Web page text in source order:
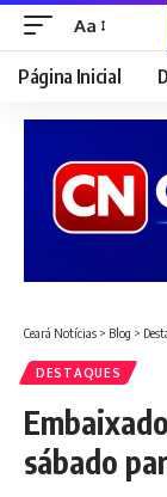
Font
Resizer
Aa
Página Inicial
Ceará Notícias > Blog >
DESTAQUES
sábado